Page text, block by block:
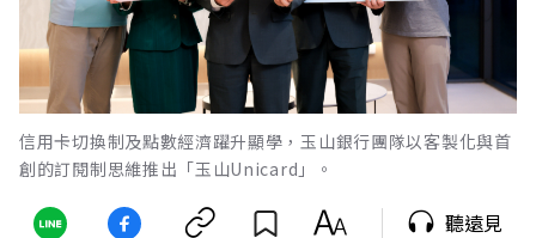
信用卡切換制及點數經濟躍升顯學，玉山銀行團隊以客製化與首
創的訂閱制思維推出「玉山Unicard」。
聽遠見